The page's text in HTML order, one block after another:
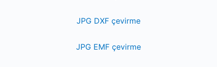
JPG DXF çevirme
JPG EMF çevirme